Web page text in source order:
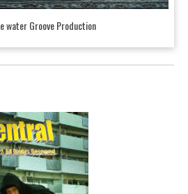
water Groove Production